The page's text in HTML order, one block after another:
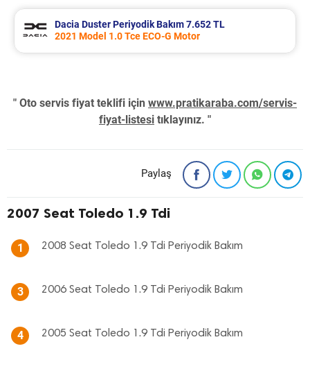
Dacia Duster Periyodik Bakım 7.652 TL
2021 Model 1.0 Tce ECO-G Motor
" Oto servis fiyat teklifi için www.pratikaraba.com/servis-
fiyat-listesi tıklayınız. "
Paylaş
2007 Seat Toledo 1.9 Tdi
1 2008 Seat Toledo 1.9 Tdi Periyodik Bakım
3 2006 Seat Toledo 1.9 Tdi Periyodik Bakım
4 2005 Seat Toledo 1.9 Tdi Periyodik Bakım